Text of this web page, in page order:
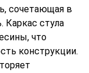
сочетающая в
Каркас стула
что
конструкции.